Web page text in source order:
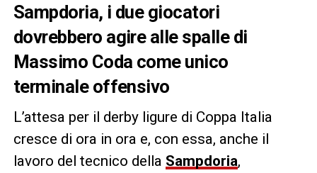
Sampdoria, i due giocatori
dovrebbero agire alle spalle di
Massimo Coda come unico
terminale offensivo
L’attesa per il derby ligure di Coppa Italia
cresce di ora in ora e, con essa, anche il
lavoro del tecnico della Sampdoria,